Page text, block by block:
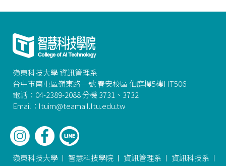
嶺東科技大學 資訊管理系
台中市南屯區嶺東路一號 春安校區 仙庭樓5樓HT506
電話：04-2389-2088 分機 3731、3732
Email：ltuim@teamail.ltu.edu.tw
嶺東科技大學 智慧科技學院 資訊管理系
資訊科技系